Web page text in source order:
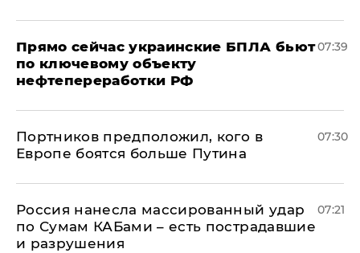
Прямо сейчас украинские БПЛА бьют
по ключевому объекту
нефтепереработки РФ
07:39
Портников предположил, кого в
Европе боятся больше Путина
07:30
Россия нанесла массированный удар
по Сумам КАБами – есть пострадавшие
и разрушения
07:21